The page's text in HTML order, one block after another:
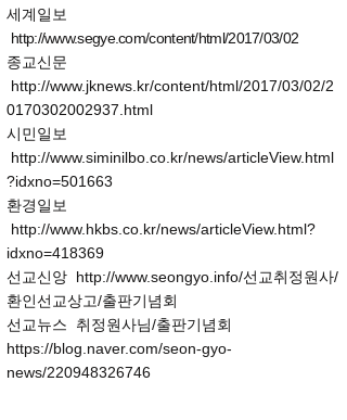
세계일보
http://www.segye.com/content/html/2017/03/02
종교신문
http://www.jknews.kr/content/html/2017/03/02/2
0170302002937.html
시민일보
http://www.siminilbo.co.kr/news/articleView.html
?idxno=501663
​환경일보
http://www.hkbs.co.kr/news/articleView.html?
idxno=418369
​선교신앙 http://www.seongyo.info/선교취정원사/
환인선교상고/출판기념회
​선교뉴스 취정원사님/출판기념회
https://blog.naver.com/seon-gyo-
news/220948326746